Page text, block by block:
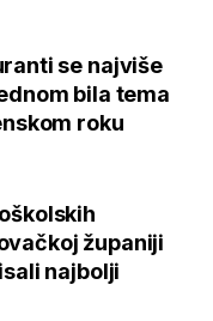
se najviše
bila tema
roku
županiji
najbolji